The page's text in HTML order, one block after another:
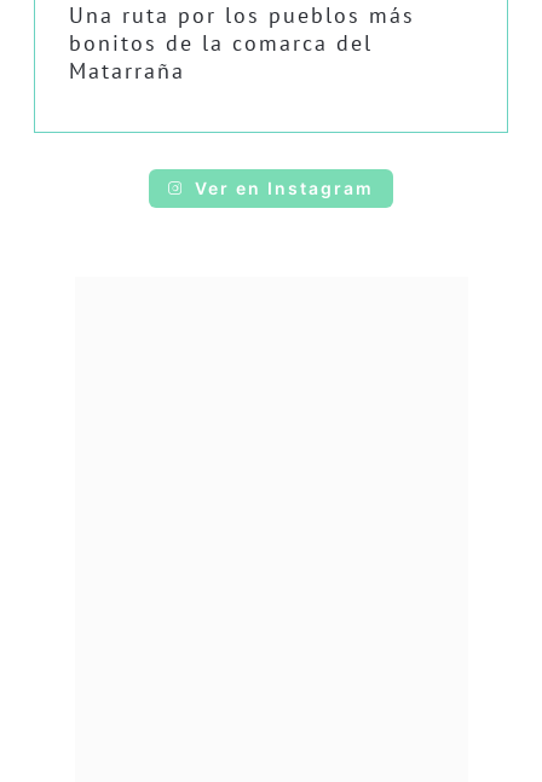
Una ruta por los pueblos más
bonitos de la comarca del
Matarraña
Ver en Instagram